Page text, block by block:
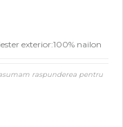
exterior:100% nailon
raspunderea pentru